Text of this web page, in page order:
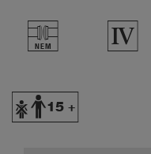
U 4
Y